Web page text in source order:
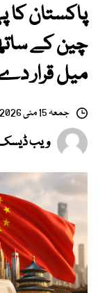
پاکستان کا
چین کے
میل قرار
جمعہ 15 مئی 2026
ویب